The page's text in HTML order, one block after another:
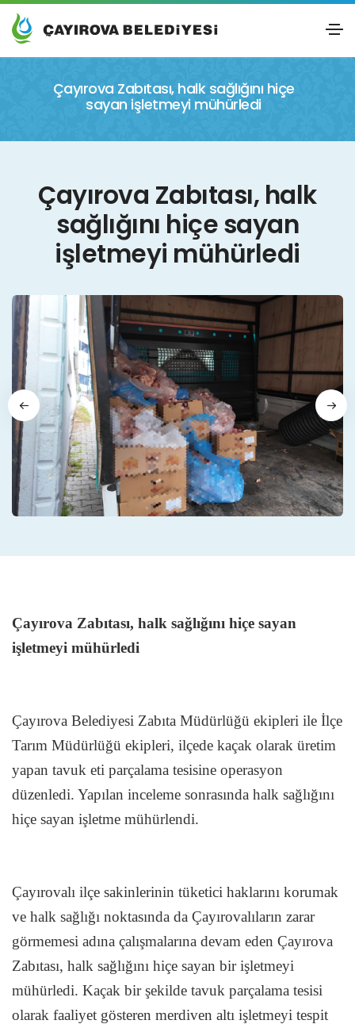
Çayırova Zabıtası, halk sağlığını hiçe
sayan işletmeyi mühürledi
Çayırova Zabıtası, halk
sağlığını hiçe sayan
işletmeyi mühürledi
Çayırova Zabıtası, halk sağlığını hiçe sayan
işletmeyi mühürledi
Çayırova Belediyesi Zabıta Müdürlüğü ekipleri ile İlçe
Tarım Müdürlüğü ekipleri, ilçede kaçak olarak üretim
yapan tavuk eti parçalama tesisine operasyon
düzenledi. Yapılan inceleme sonrasında halk sağlığını
hiçe sayan işletme mühürlendi.
Çayırovalı ilçe sakinlerinin tüketici haklarını korumak
ve halk sağlığı noktasında da Çayırovalıların zarar
görmemesi adına çalışmalarına devam eden Çayırova
Zabıtası, halk sağlığını hiçe sayan bir işletmeyi
mühürledi. Kaçak bir şekilde tavuk parçalama tesisi
olarak faaliyet gösteren merdiven altı işletmeyi tespit